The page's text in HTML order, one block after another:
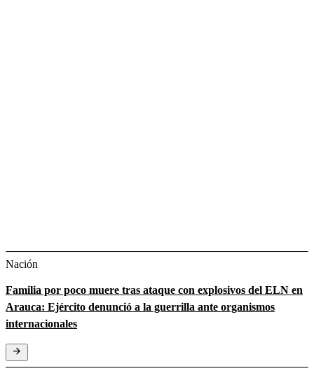
Nación
Familia por poco muere tras ataque con explosivos del ELN en
Arauca: Ejército denunció a la guerrilla ante organismos
internacionales